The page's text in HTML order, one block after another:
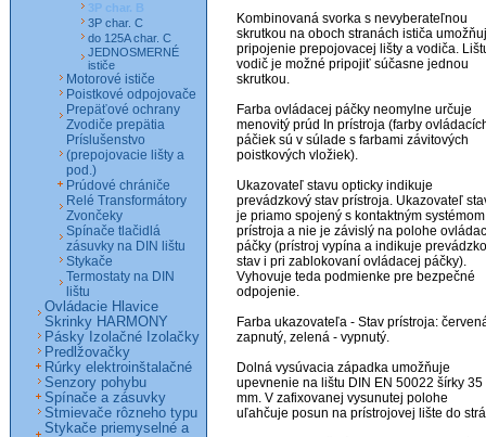
Kombinovaná svorka s nevyberateľnou
skrutkou na oboch stranách ističa
pripojenie prepojovacej lišty a vodiča.
vodič je možné pripojiť súčasne jednou
skrutkou.
Farba ovládacej páčky neomylne určuje
menovitý prúd In prístroja (farby
páčiek sú v súlade s farbami závitových
poistkových vložiek).
Ukazovateľ stavu opticky indikuje
prevádzkový stav prístroja. Ukazovateľ
je priamo spojený s kontaktným systémom
prístroja a nie je závislý na polohe
páčky (prístroj vypína a indikuje
stav i pri zablokovaní ovládacej páčky).
Vyhovuje teda podmienke pre bezpečné
odpojenie.
Farba ukazovateľa - Stav prístroja:
zapnutý, zelená - vypnutý.
Dolná vysúvacia západka umožňuje
upevnenie na lištu DIN EN 50022 šírky 35
mm. V zafixovanej vysunutej polohe
uľahčuje posun na prístrojovej lište do
3P char. B
3P char. C
do 125A char. C
JEDNOSMERNÉ
ističe
Motorové ističe
Poistkové odpojovače
Prepäťové ochrany
Zvodiče prepätia
Príslušenstvo
(prepojovacie lišty a
pod.)
Prúdové chrániče
Relé Transformátory
Zvončeky
Spínače tlačidlá
zásuvky na DIN lištu
Stykače
Termostaty na DIN
lištu
Ovládacie Hlavice
Skrinky HARMONY
Pásky Izolačné Izolačky
Predlžovačky
Rúrky elektroinštalačné
Senzory pohybu
Spínače a zásuvky
Stmievače rôzneho typu
Stykače priemyselné a